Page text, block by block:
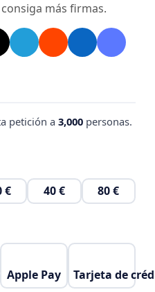
más firmas.
petición a 3,000 personas.
€ 40 € 80 €
Apple Pay Tarjeta de